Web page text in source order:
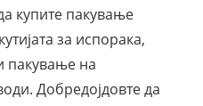
купите пакување
за испорака,
пакување на
Добредојдовте да